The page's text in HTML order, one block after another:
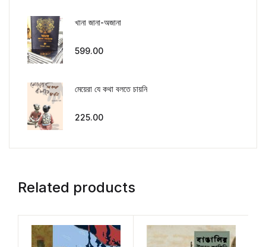
খানা জানা-অজানা
599.00
মেয়েরা যে কথা বলতে চায়নি
225.00
Related products